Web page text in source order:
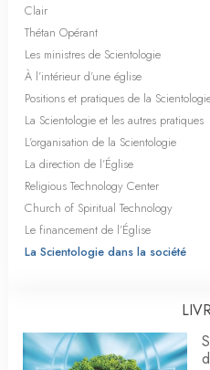
Clair
Thétan Opérant
Les ministres de Scientologie
À l’intérieur d’une église
Positions et pratiques de la
La Scientologie et les autres pratiques
L’organisation de la Scientologie
La direction de l’Église
Religious Technology Center
Church of Spiritual Technology
Le financement de l’Église
La Scientologie dans la société